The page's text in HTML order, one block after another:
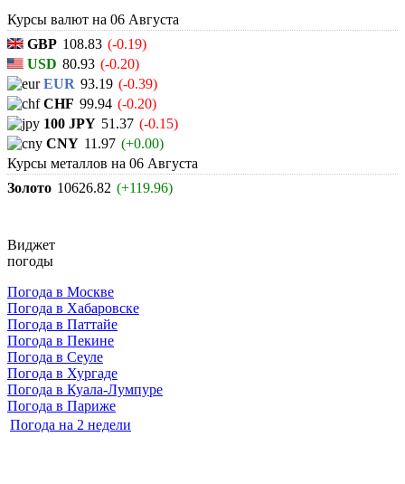
Курсы валют на 06 Августа
GBP 108.83 (-0.19)
USD 80.93 (-0.20)
EUR 93.19 (-0.39)
CHF 99.94 (-0.20)
100 JPY 51.37 (-0.15)
CNY 11.97 (+0.00)
Курсы металлов на 06 Августа
Золото 10626.82 (+119.96)
Виджет
погоды
Погода в Москве
Погода в Хабаровске
Погода в Паттайе
Погода в Пекине
Погода в Сеуле
Погода в Хургаде
Погода в Куала-Лумпуре
Погода в Париже
Погода на 2 недели